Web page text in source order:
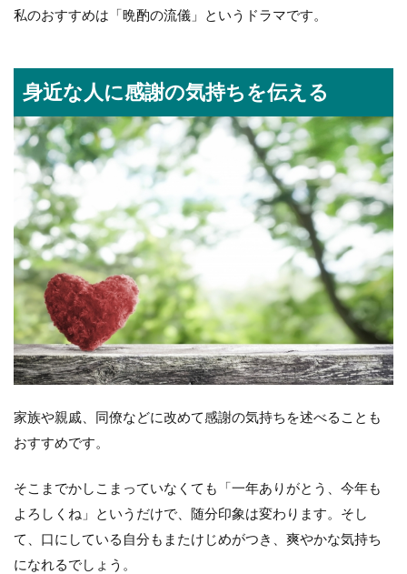
私のおすすめは「晩酌の流儀」というドラマです。
身近な人に感謝の気持ちを伝える
家族や親戚、同僚などに改めて感謝の気持ちを述べることも
おすすめです。
そこまでかしこまっていなくても「一年ありがとう、今年も
よろしくね」というだけで、随分印象は変わります。そし
て、口にしている自分もまたけじめがつき、爽やかな気持ち
になれるでしょう。